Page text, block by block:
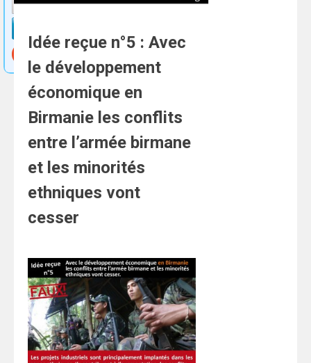
Idée reçue n°5 : Avec
le développement
économique en
Birmanie les conflits
entre l’armée birmane
et les minorités
ethniques vont
cesser